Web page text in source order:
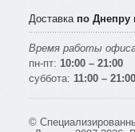
Доставка по Днепру
Время работы
пн-пт: 10:00 – 21:00
суббота: 11:00 – 21:00
©